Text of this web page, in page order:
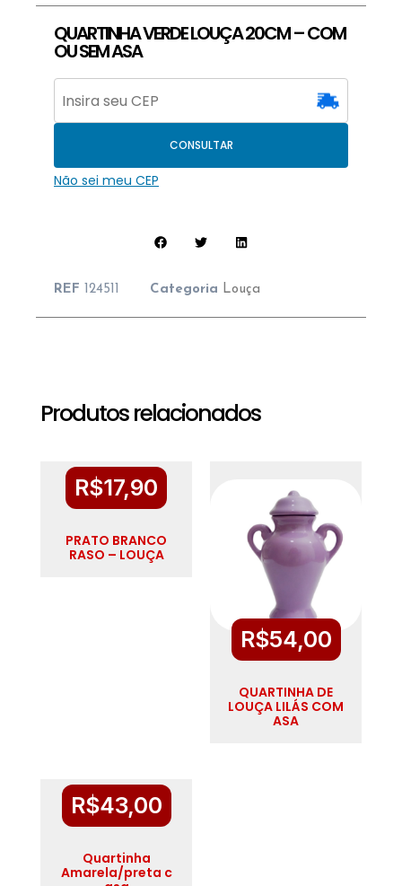
QUARTINHA VERDE LOUÇA 20CM – COM
OU SEM ASA
CONSULTAR
Não sei meu CEP
REF 124511 Categoria Louça
Produtos relacionados
R$17,90
PRATO BRANCO
RASO – LOUÇA
R$54,00
QUARTINHA DE
LOUÇA LILÁS COM
ASA
R$43,00
Quartinha
Amarela/preta c